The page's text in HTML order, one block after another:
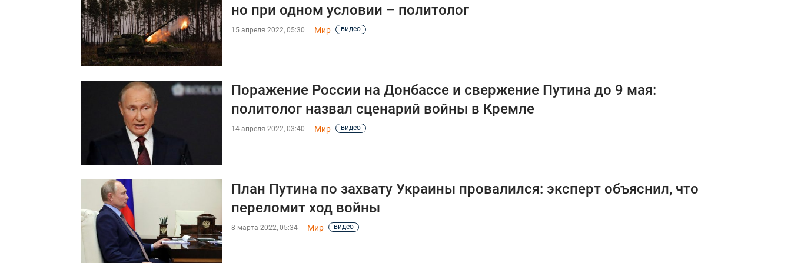
но при одном условии – политолог
15 апреля 2022, 05:30 Мир видео
Поражение России на Донбассе и свержение Путина до 9 мая:
политолог назвал сценарий войны в Кремле
14 апреля 2022, 03:40 Мир видео
План Путина по захвату Украины провалился: эксперт объяснил, что
переломит ход войны
8 марта 2022, 05:34 Мир видео